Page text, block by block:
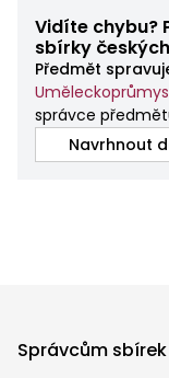
Vidíte chybu?
sbírky
Předmět
správce
Navrhnout
Správcům sbírek